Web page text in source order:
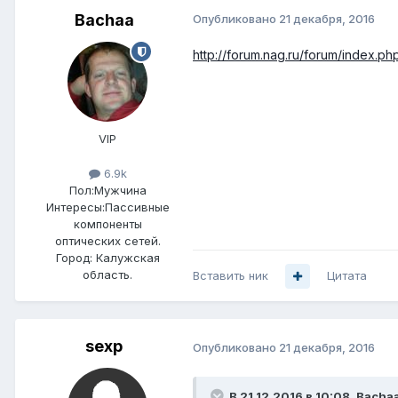
Bachaa
VIP
6.9k
Пол:Мужчина
Интересы:Пассивные
компоненты
оптических сетей.
Город: Калужская
область.
Опубликовано 21 декабря, 2016
http://forum.nag.ru/forum/
Вставить ник Цитата
sexp Опубликовано 21 декабря, 2016